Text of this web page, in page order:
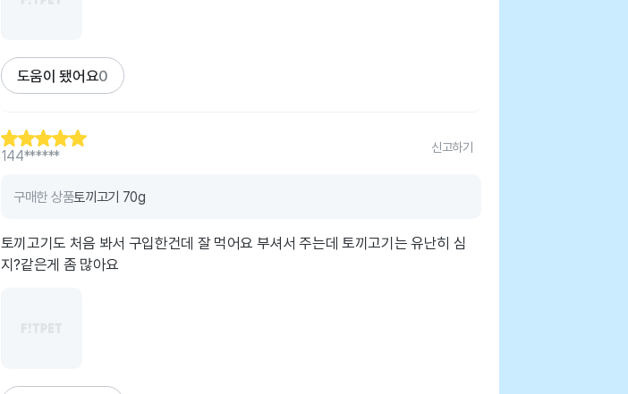
도움이 됐어요0
144******
신고하기
구매한 상품토끼고기 70g
토끼고기도 처음 봐서 구입한건데 잘 먹어요 부셔서 주는데 토끼고기는 유난히 심
지?같은게 좀 많아요